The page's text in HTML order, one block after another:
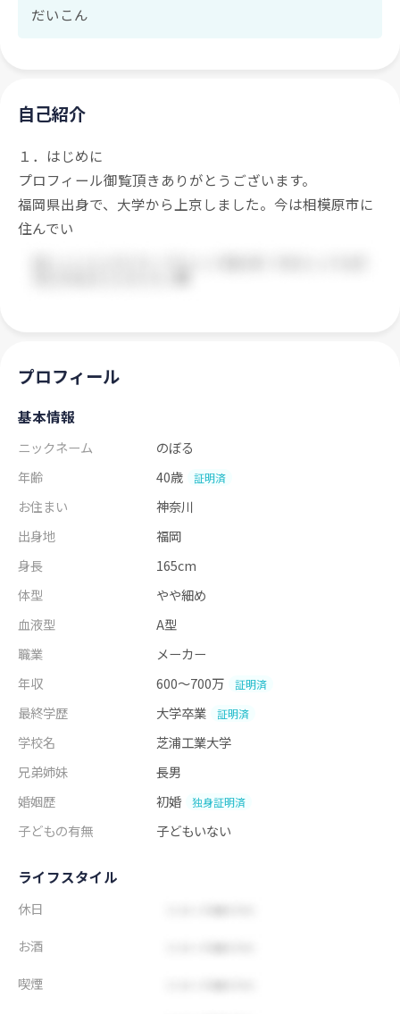
だいこん
自己紹介
１．はじめに
プロフィール御覧頂きありがとうございます。
福岡県出身で、大学から上京しました。今は相模原市に
住んでい
プロフィール
基本情報
ニックネーム
のぼる
年齢
40歳 証明済
お住まい
神奈川
出身地
福岡
身長
165cm
体型
やや細め
血液型
A型
職業
メーカー
年収
600～700万 証明済
最終学歴 大学卒業 証明済
学校名
芝浦工業大学
兄弟姉妹
長男
婚姻歴
初婚 独身証明済
子どもの有無 子どもいない
ライフスタイル
休日
お酒
喫煙